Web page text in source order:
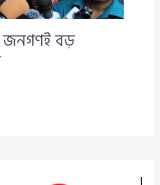
জনগণই বড়